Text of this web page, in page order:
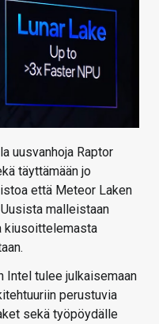
uusvanhoja Raptor
täyttämään jo
että Meteor Laken
malleistaan
kiusoittelemasta
Intel tulee julkaisemaan
perustuvia
sekä työpöydälle